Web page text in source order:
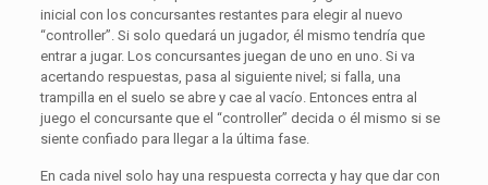
inicial con los concursantes restantes para elegir al nuevo
“controller”. Si solo quedará un jugador, él mismo tendría que
entrar a jugar. Los concursantes juegan de uno en uno. Si va
acertando respuestas, pasa al siguiente nivel; si falla, una
trampilla en el suelo se abre y cae al vacío. Entonces entra al
juego el concursante que el “controller” decida o él mismo si se
siente confiado para llegar a la última fase.
En cada nivel solo hay una respuesta correcta y hay que dar con